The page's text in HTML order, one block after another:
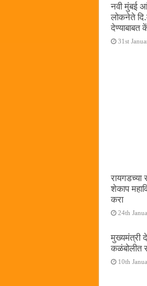
नवी मुंबई
लोकनेते
31st
रायगडच्या
शेकाप
करा
24th
मुख्यमंत्री
कळंबोलीत
10th